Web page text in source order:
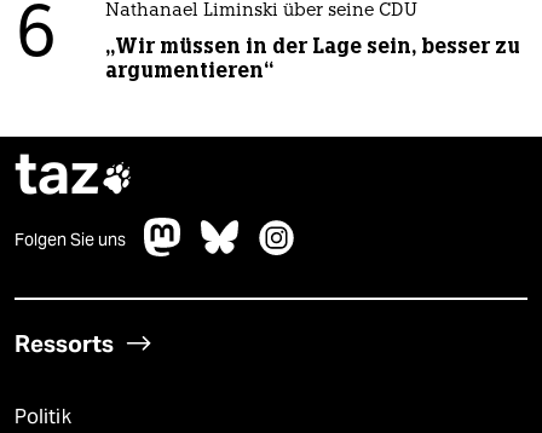
6 Nathanael Liminski über seine CDU
„Wir müssen in der Lage sein, besser zu
argumentieren“
taz
Folgen Sie uns
Ressorts
Politik